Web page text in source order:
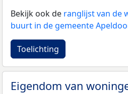
Bekijk ook de ranglijst van de
buurt in de gemeente
Toelichting
Eigendom van